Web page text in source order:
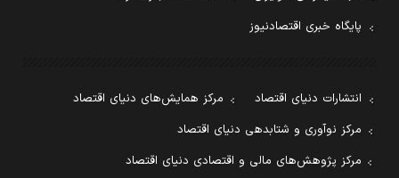
پایگاه خبری اقتصادنیوز
انتشارات دنیای اقتصاد
مرکز همایش‌های دنیای اقتصاد
مرکز نوآوری و شتابدهی دنیای اقتصاد
مرکز پژوهش‌های مالی و اقتصادی دنیای اقتصاد